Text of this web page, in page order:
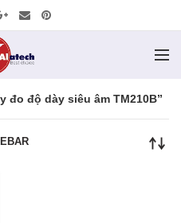
đo độ dày siêu âm TM210B”